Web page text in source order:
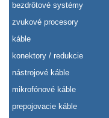
bezdrôtové systémy
zvukové procesory
káble
konektory / redukcie
nástrojové káble
mikrofónové káble
prepojovacie káble